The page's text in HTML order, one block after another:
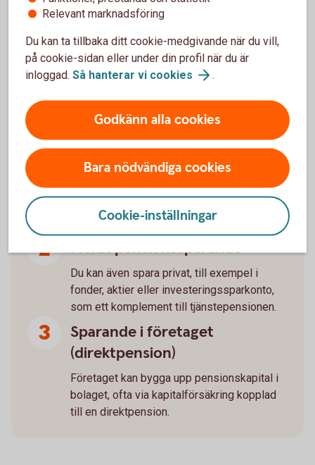
Tre sätt att spara till pension
som företagare
Tjänstepension via företaget
Företaget kan göra avdragsgilla
pensionsavsättningar upp till 35 % av lönen,
med ett tak på 10 prisbasbelopp per år.
Privat pensionssparande
Du kan även spara privat, till exempel i
fonder, aktier eller investeringssparkonto,
som ett komplement till tjänstepensionen.
Sparande i företaget
(direktpension)
Företaget kan bygga upp pensionskapital i
bolaget, ofta via kapitalförsäkring kopplad
till en direktpension.
Relevant marknadsföring
Du kan ta tillbaka ditt cookie-medgivande när du vill,
på cookie-sidan eller under din profil när du är
inloggad. Så hanterar vi cookies .
Godkänn alla cookies
Bara nödvändiga cookies
Cookie-inställningar